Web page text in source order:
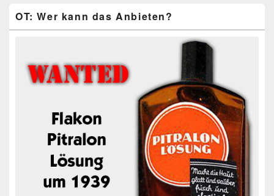
OT: Wer kann das Anbieten?